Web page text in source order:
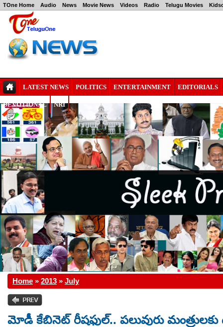
TOne Home Audio News Movie News Videos Radio Telugu Movies
LATEST NEWS POLITICS ENTERTAINMENT EDITORIALS
DEVOTIONAL NRI
Home » 2013 » July
మోడీ కేబినెట్ రీషఫుల్.. పలువురు